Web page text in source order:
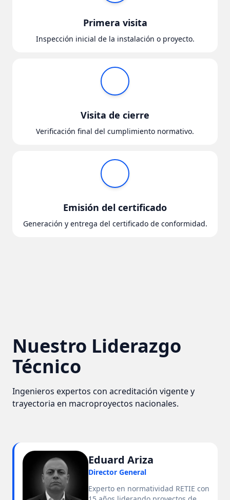
Primera visita
Inspección inicial de la instalación o proyecto.
Visita de cierre
Verificación final del cumplimiento normativo.
Emisión del certificado
Generación y entrega del certificado de conformidad.
Nuestro Liderazgo
Técnico
Ingenieros expertos con acreditación vigente y
trayectoria en macroproyectos nacionales.
Eduard Ariza
Director General
Experto en normatividad RETIE con